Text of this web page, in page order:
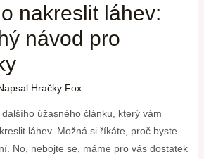
nakreslit láhev:
návod pro
Hračky Fox
úžasného článku, který vám
láhev. Možná si říkáte, proč byste
No, nebojte se, máme pro vás dostatek